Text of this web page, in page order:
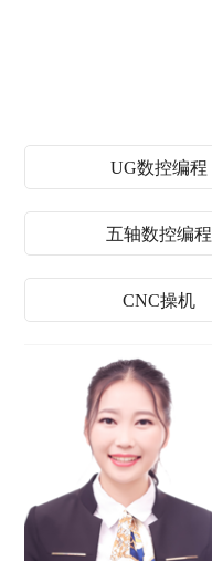
UG数控编程
五轴数控编程
CNC操机